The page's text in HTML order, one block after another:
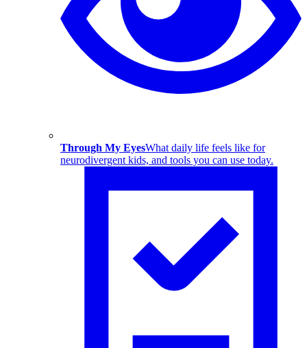
Through My EyesWhat daily life feels like for
neurodivergent kids, and tools you can use today.